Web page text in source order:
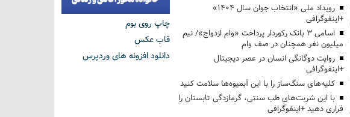
رویداد ملی «انتخاب جوان سال ۱۴۰۴»
+اینفوگرافی
اسامی ۳ بانک رکوردار پرداخت «وام ازدواج»/ نیم
میلیون نفر همچنان در صف وام
روایت دوگانگی انسان در عصر دیجیتال
+اینفوگرافی
کلیه‌های سنگ‌ساز را با این آبمیوه‌ها سلامت کنید
با این شربت‌های طب سنتی، گرمازدگی تابستان را
فراری دهید +اینفوگرافی
چاپ روی بوم
قاب عکس
دانلود افزونه های وردپرس